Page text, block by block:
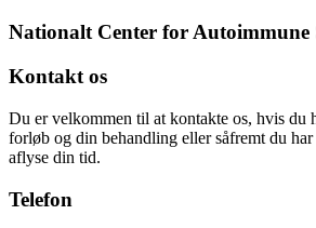
Nationalt Center for Autoimmune
Kontakt os
Du er velkommen til at kontakte os, hvis du
forløb og din behandling eller såfremt du
aflyse din tid.
Telefon